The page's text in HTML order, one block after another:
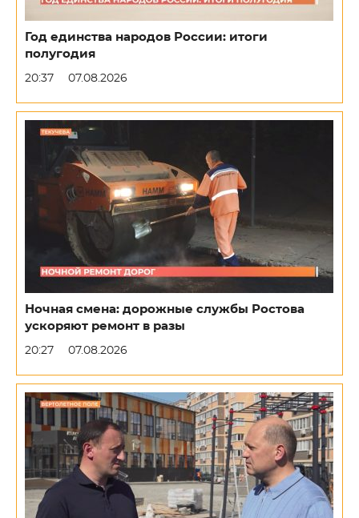
Год единства народов России: итоги
полугодия
20:37 07.08.2026
Ночная смена: дорожные службы Ростова
ускоряют ремонт в разы
20:27 07.08.2026